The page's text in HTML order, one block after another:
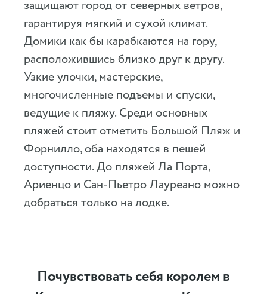
защищают город от северных ветров,
гарантируя мягкий и сухой климат.
Домики как бы карабкаются на гору,
расположившись близко друг к другу.
Узкие улочки, мастерские,
многочисленные подъемы и спуски,
ведущие к пляжу. Среди основных
пляжей стоит отметить Большой Пляж и
Форнилло, оба находятся в пешей
доступности. До пляжей Ла Порта,
Ариенцо и Сан-Пьетро Лауреано можно
добраться только на лодке.
Почувствовать себя королем в